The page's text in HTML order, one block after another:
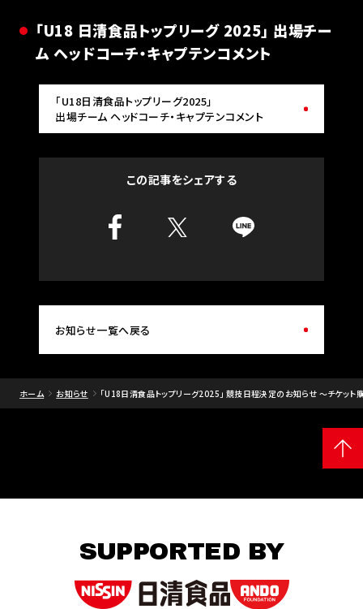
「U18 日清食品トップリーグ 2025｣ 出場チー
ム ヘッドコーチ・キャプテンコメント
「U18日清食品トップリーグ2025」
出場チーム ヘッドコーチ・キャプテンコメント
この記事をシェアする
お知らせ一覧へ戻る
ホーム お知らせ ｢U18日清食品トップリーグ2025｣ 競技日程決定のお知らせ ～チケット
SUPPORTED BY